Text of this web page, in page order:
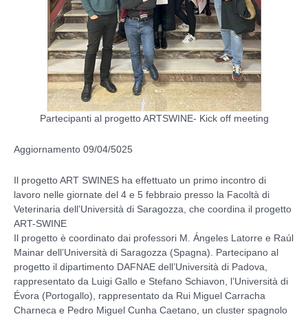
Partecipanti al progetto ARTSWINE- Kick off meeting
Aggiornamento 09/04/5025
Il progetto ART SWINES ha effettuato un primo incontro di
lavoro nelle giornate del 4 e 5 febbraio presso la Facoltà di
Veterinaria dell’Università di Saragozza, che coordina il progetto
ART-SWINE
Il progetto è coordinato dai professori M. Ángeles Latorre e Raúl
Mainar dell’Università di Saragozza (Spagna). Partecipano al
progetto il dipartimento DAFNAE dell’Università di Padova,
rappresentato da Luigi Gallo e Stefano Schiavon, l’Università di
Évora (Portogallo), rappresentato da Rui Miguel Carracha
Charneca e Pedro Miguel Cunha Caetano, un cluster spagnolo